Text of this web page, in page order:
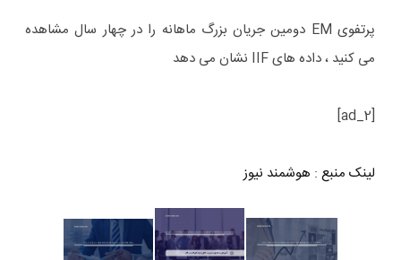
پرتفوی EM دومین جریان بزرگ ماهانه را در چهار سال مشاهده
می کنید ، داده های IIF نشان می دهد
[ad_2]
لینک منبع : هوشمند نیوز